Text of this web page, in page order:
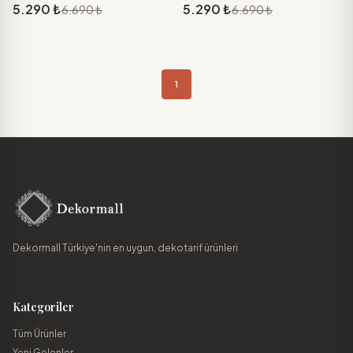
5.290 ₺6.690 ₺ 5.290 ₺6.690 ₺
1
Dekormall Türkiye'nin en uygun, dekotarif ürünleri
Kategoriler
Tüm Ürünler